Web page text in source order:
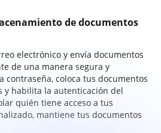
de documentos
electrónico y envía documentos
de una manera segura y
contraseña, coloca tus documentos
y habilita la autenticación del
quién tiene acceso a tus
mantiene tus documentos